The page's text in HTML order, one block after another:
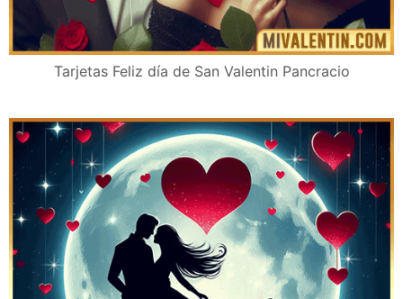
Tarjetas Feliz día de San Valentin Pancracio